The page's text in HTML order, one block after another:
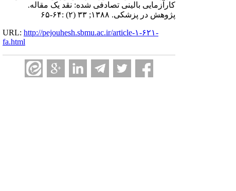
کارآزمایی بالینی تصادفی شده: نقد یک مقاله.
پژوهش در پزشکی. ۱۳۸۸; ۳۳ (۲) :۶۴-۶۵
URL: http://pejouhesh.sbmu.ac.ir/article-۱-۶۲۱-
fa.html